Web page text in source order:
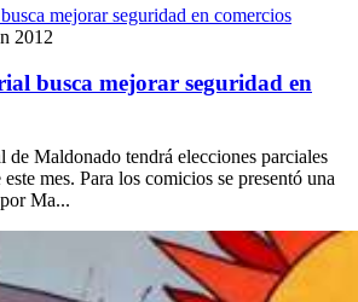
2012
busca mejorar seguridad en
de Maldonado tendrá elecciones parciales
mes. Para los comicios se presentó una
Ma...